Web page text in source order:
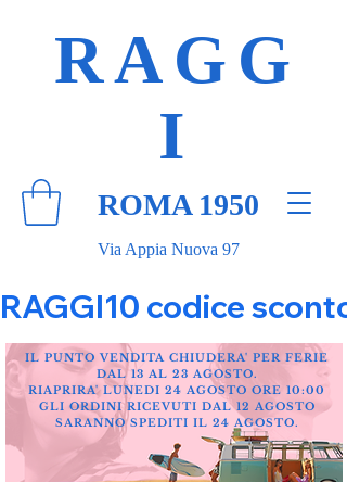
Via Appia Nuova 97
RAGG
I
ROMA 1950
RAGGI10 codice
IL PUNTO VENDITA CHIUDERA' PER FERIE
DAL 13 AL 23 AGOSTO.
RIAPRIRA' LUNEDI 24 AGOSTO ORE 10:00
GLI ORDINI RICEVUTI DAL 12 AGOSTO
SARANNO SPEDITI IL 24 AGOSTO.